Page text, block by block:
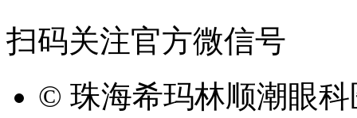
扫码关注官方微信号
© 珠海希玛林顺潮眼